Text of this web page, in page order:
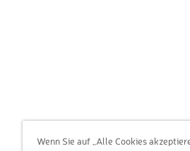
Wenn Sie auf „Alle Cookies